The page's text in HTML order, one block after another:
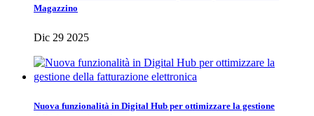
Magazzino
Dic 29 2025
Nuova funzionalità in Digital Hub per ottimizzare la gestione